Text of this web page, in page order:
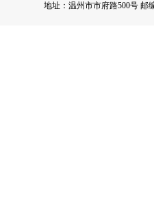
地址：温州市市府路500号 邮